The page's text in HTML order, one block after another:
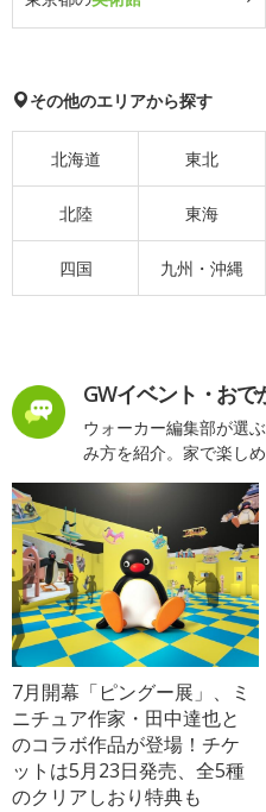
その他のエリアから探す
北海道 東北
北陸 東海
四国 九州・沖縄
GWイベント・おで
ウォーカー編集部が選
み方を紹介。家で楽し
7月開幕「ピングー展」、ミ
ニチュア作家・田中達也と
のコラボ作品が登場！チケ
ットは5月23日発売、全5種
のクリアしおり特典も